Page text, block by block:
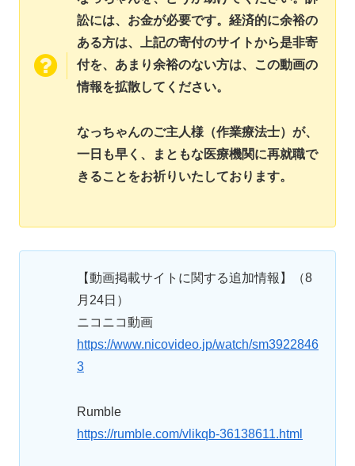
訟には、お金が必要です。経済的に余裕の
ある方は、上記の寄付のサイトから是非寄
付を、あまり余裕のない方は、この動画の
情報を拡散してください。
なっちゃんのご主人様（作業療法士）が、
一日も早く、まともな医療機関に再就職で
きることをお祈りいたしております。
【動画掲載サイトに関する追加情報】（8
月24日）
ニコニコ動画
https://www.nicovideo.jp/watch/sm3922846
3
Rumble
https://rumble.com/vlikqb-36138611.html